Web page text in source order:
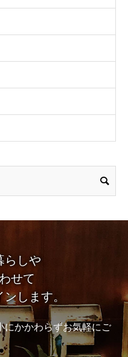
らしや
せて
します。
にかかわらずお気軽にご